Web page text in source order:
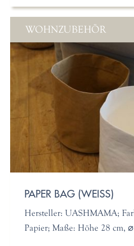
WOHNZUBEHÖR
PAPER BAG (WEISS)
Hersteller: UASHMAMA;
Papier; Maße: Höhe 28 cm,